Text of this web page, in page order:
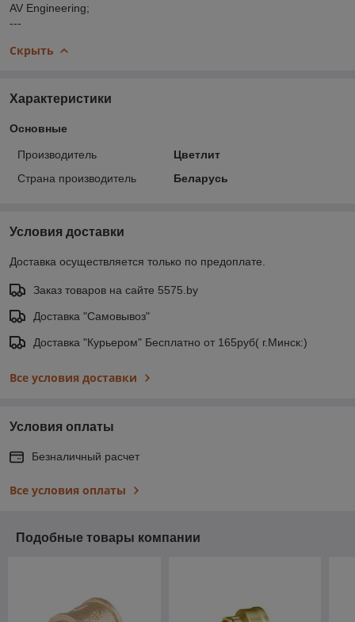
AV Engineering;
---
Скрыть
Характеристики
Основные
Производитель
Цветлит
Страна производитель
Беларусь
Условия доставки
Доставка осуществляется только по предоплате.
Заказ товаров на сайте 5575.by
Доставка "Самовывоз"
Доставка "Курьером" Бесплатно от 165руб( г.Минск:)
Все условия доставки
Условия оплаты
Безналичный расчет
Все условия оплаты
Подобные товары компании